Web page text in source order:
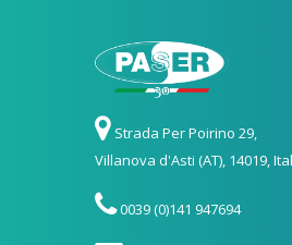
Strada Per Poirino 29,
Villanova d'Asti (AT), 14019,
0039 (0)141 947694